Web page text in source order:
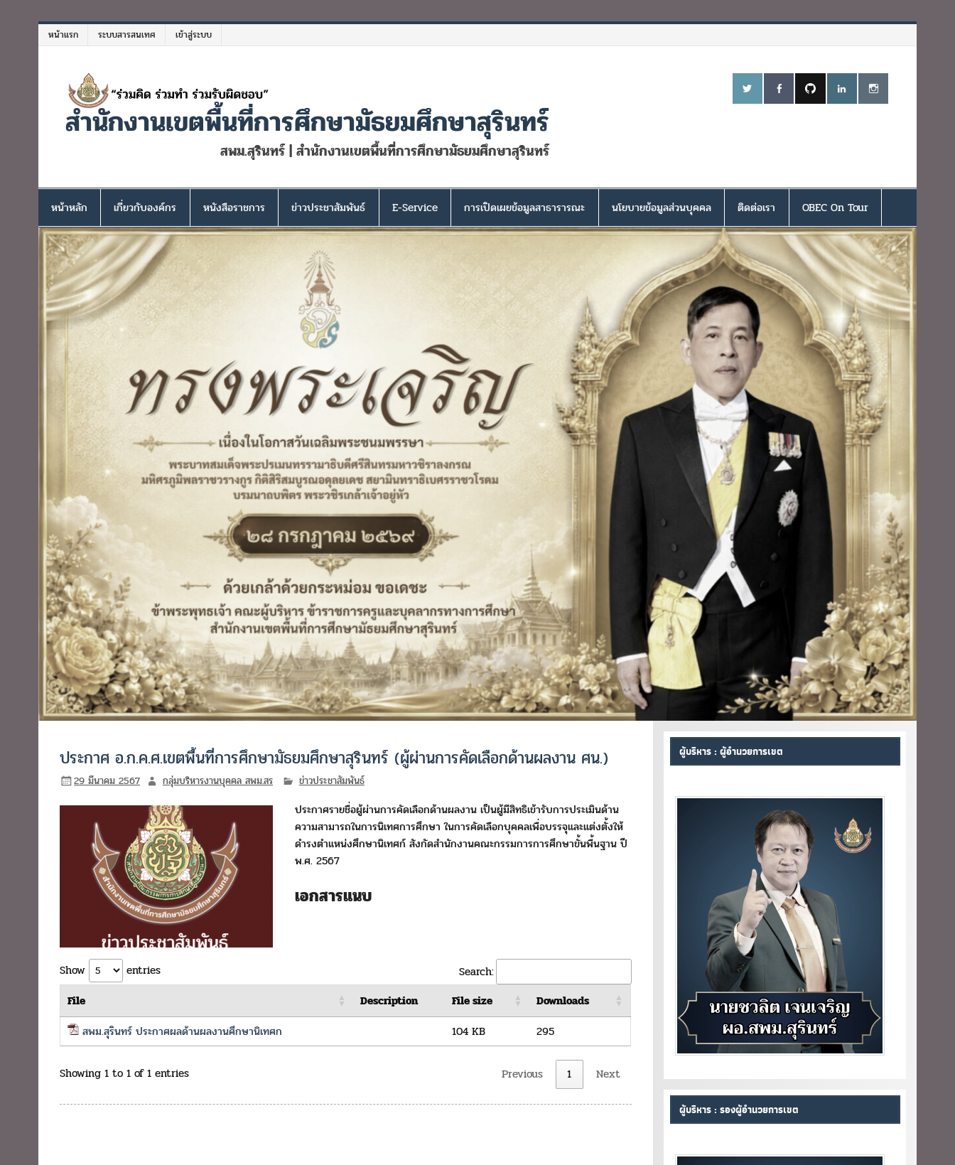
หน้าแรก ระบบสารสนเทศ เข้าสู่ระบบ
สำนักงานเขตพื้นที่การศึกษามัธยมศึกษาสุรินทร์
สพม.สุรินทร์ | สำนักงานเขตพื้นที่การศึกษามัธยมศึกษาสุรินทร์
หน้าหลัก เกี่ยวกับองค์กร หนังสือราชการ ข่าวประชาสัมพันธ์ E-Service การเปิดเผยข้อมูลสาธารารณะ นโยบายข้อมูลส่วนบุคคล ติดต่อเรา OBEC On Tour
ประกาศ อ.ก.ค.ศ.เขตพื้นที่การศึกษามัธยมศึกษาสุรินทร์ (ผู้ผ่านการคัดเลือกด้านผลงาน ศน.)
29 มีนาคม 2567 กลุ่มบริหารงานบุคคล สพม.สร ข่าวประชาสัมพันธ์
ประกาศรายชื่อผู้ผ่านการคัดเลือกด้านผลงาน เป็นผู้มีสิทธิเข้ารับการประเมินด้าน
ความสามารถในการนิเทศการศึกษา ในการคัดเลือกบุคคลเพื่อบรรจุและแต่งตั้งให้
ดำรงตำแหน่งศึกษานิเทศก์ สังกัดสำนักงานคณะกรรมการการศึกษาขั้นพื้นฐาน ปี
พ.ศ. 2567
เอกสารแนบ
Show entries
Search:
File
Description File size
Downloads
สพม.สุรินทร์ ประกาศผลด้านผลงานศึกษานิเทศก
104 KB 295
Showing 1 to 1 of 1 entries Previous 1 Next
ผู้บริหาร : ผู้อำนวยการเขต
ผู้บริหาร : รองผู้อำนวยการเขต